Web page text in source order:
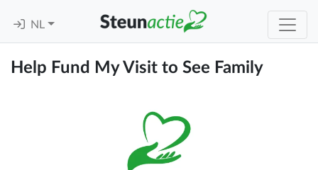
NL
Help Fund My Visit to See Family